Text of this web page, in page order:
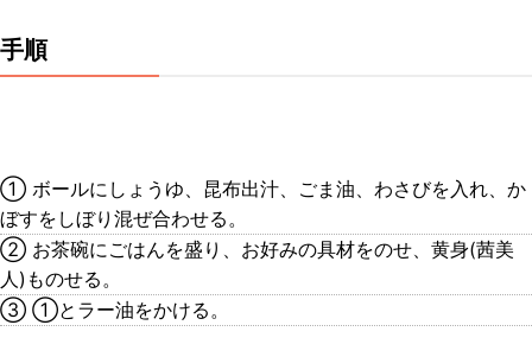
手順
① ボールにしょうゆ、昆布出汁、ごま油、わさびを入れ、か
ぼすをしぼり混ぜ合わせる。
② お茶碗にごはんを盛り、お好みの具材をのせ、黄身(茜美
人)ものせる。
③ ①とラー油をかける。